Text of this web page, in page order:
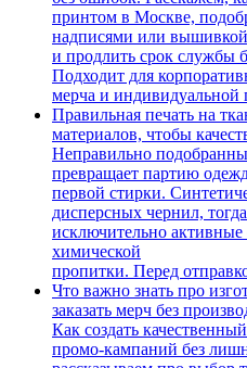
принтом в Москве,
надписями или
и продлить срок службы
Подходит для
мерча и индивидуальной
Правильная печать на
материалов, чтобы
Неправильно
превращает партию
первой стирки.
дисперсных чернил,
исключительно активные
химической
пропитки. Перед
Что важно знать про
заказать мерч без
Как создать
промо-кампаний без